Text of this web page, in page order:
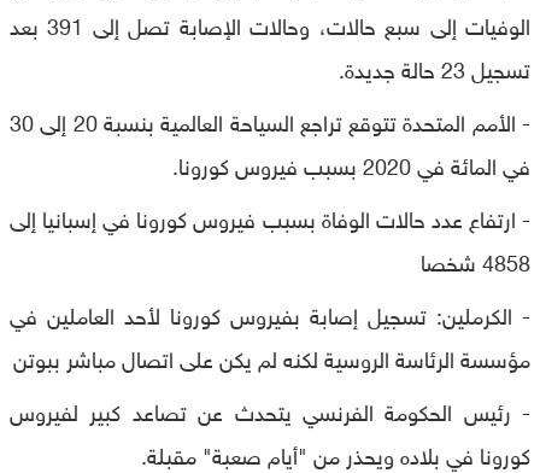
الوفيات إلى سبع حالات، وحالات الإصابة تصل إلى 391 بعد
تسجيل 23 حالة جديدة.
- الأمم المتحدة تتوقع تراجع السياحة العالمية بنسبة 20 إلى 30
في المائة في 2020 بسبب فيروس كورونا.
- ارتفاع عدد حالات الوفاة بسبب فيروس كورونا في إسبانيا إلى
4858 شخصا
- الكرملين: تسجيل إصابة بفيروس كورونا لأحد العاملين في
مؤسسة الرئاسة الروسية لكنه لم يكن على اتصال مباشر ببوتن
- رئيس الحكومة الفرنسي يتحدث عن تصاعد كبير لفيروس
كورونا في بلاده ويحذر من "أيام صعبة" مقبلة.